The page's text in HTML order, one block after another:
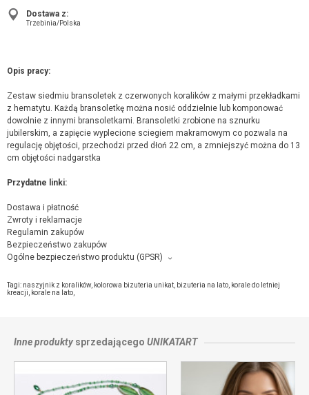
Dostawa z:
Trzebinia/Polska
Opis pracy:
Zestaw siedmiu bransoletek z czerwonych koralików z małymi przekładkami
z hematytu. Każdą bransoletkę można nosić oddzielnie lub komponować
dowolnie z innymi bransoletkami. Bransoletki zrobione na sznurku
jubilerskim, a zapięcie wyplecione sciegiem makramowym co pozwala na
regulację objętości, przechodzi przed dłoń 22 cm, a zmniejszyć można do 13
cm objętości nadgarstka
Przydatne linki:
Dostawa i płatność
Zwroty i reklamacje
Regulamin zakupów
Bezpieczeństwo zakupów
Ogólne bezpieczeństwo produktu (GPSR)
unikatart, ul.Niecała 6 , 32-540 Trzebinia,kontakt ze sprzedającym
Tagi: naszyjnik z koralików, kolorowa bizuteria unikat bizuteria na lato korale do letniej
kreacji
korale na lato
Inne produktysprzedającego UNIKATART